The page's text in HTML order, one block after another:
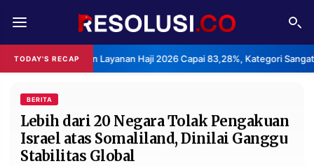
TODAY'S RECAPLayanan Haji 2026 Capai 83,28%, Kategori Sangat
REDAKSI TENTANG
RESOLUSI IKLAN
RUBRIKASI
EDITORIAL AKSARA
BERITA
Lebih dari 20 Negara Tolak Pengakuan
Israel atas Somaliland, Dinilai Ganggu
Stabilitas Global